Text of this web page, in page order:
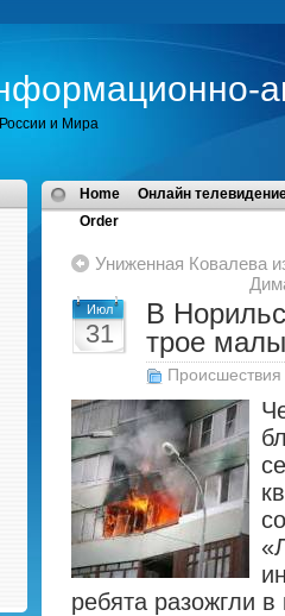
и Мира
Home
Онлайн
Order
Униженная Ковалева
Июл
31
В
трое
Происшествия
ребята разожгли в